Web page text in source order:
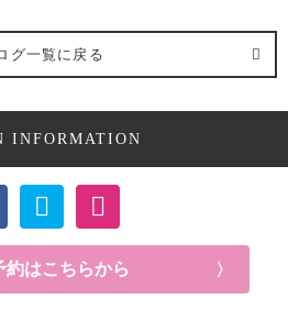
グ一覧に戻る
INFORMATION
約はこちらから